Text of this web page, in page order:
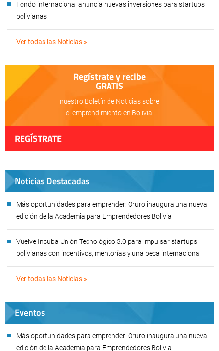
Fondo internacional anuncia nuevas inversiones para startups
bolivianas
Ver todas las Noticias »
Regístrate y recibe
GRATIS
nuestro Boletín de Noticias sobre
el emprendimiento en Bolivia!
REGÍSTRATE
Noticias Destacadas
Más oportunidades para emprender: Oruro inaugura una nueva
edición de la Academia para Emprendedores Bolivia
Vuelve Incuba Unión Tecnológico 3.0 para impulsar startups
bolivianas con incentivos, mentorías y una beca internacional
Ver todas las Noticias »
Eventos
Más oportunidades para emprender: Oruro inaugura una nueva
edición de la Academia para Emprendedores Bolivia